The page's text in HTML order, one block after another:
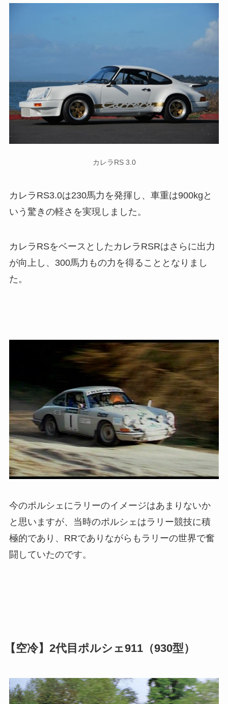
カレラRS 3.0
カレラRS3.0は230馬力を発揮し、車重は900kgと
いう驚きの軽さを実現しました。
カレラRSをベースとしたカレラRSRはさらに出力
が向上し、300馬力もの力を得ることとなりまし
た。
今のポルシェにラリーのイメージはあまりないか
と思いますが、当時のポルシェはラリー競技に積
極的であり、RRでありながらもラリーの世界で奮
闘していたのです。
【空冷】2代目ポルシェ911（930型）